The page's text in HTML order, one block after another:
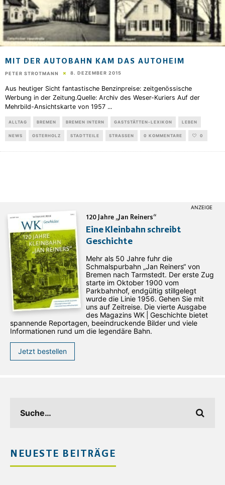
MIT DER AUTOBAHN KAM DAS AUTOHEIM
PETER STROTMANN 8. DEZEMBER 2015
Aus heutiger Sicht fantastische Benzinpreise: zeitgenössische
Werbung in der Zeitung.Quelle: Archiv des Weser-Kuriers Auf der
Mehrbild-Ansichtskarte von 1957 ...
ALLTAG BREMEN BREMEN INTERN GASTSTÄTTEN-LEXIKON LEBEN
NEWS OSTERHOLZ STADTTEILE STRASSEN 0 KOMMENTARE 0
120 Jahre „Jan Reiners“
Eine Kleinbahn schreibt
Geschichte
Mehr als 50 Jahre fuhr die
Schmalspurbahn „Jan ­Reiners“ von
Bremen nach Tarmstedt. Der erste Zug
starte im Oktober 1900 vom
Parkbahnhof, endgültig stillgelegt
wurde die Linie 1956. Gehen Sie mit
uns auf Zeitreise. Die vierte Ausgabe
des ­Magazins WK | Geschichte bietet
spannende Reportagen, beeindruckende Bilder und viele
Informationen rund um die legendäre Bahn.
Jetzt bestellen
NEUESTE BEITRÄGE